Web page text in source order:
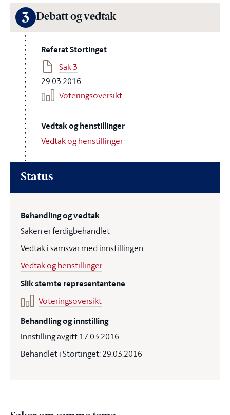
3 Debatt og vedtak
Referat Stortinget
Sak 3
29.03.2016
Voteringsoversikt
Vedtak og henstillinger
Vedtak og henstillinger
Status
Behandling og vedtak
Saken er ferdigbehandlet
Vedtak i samsvar med innstillingen
Vedtak og henstillinger
Slik stemte representantene
Voteringsoversikt
Behandling og innstilling
Innstilling avgitt 17.03.2016
Behandlet i Stortinget: 29.03.2016